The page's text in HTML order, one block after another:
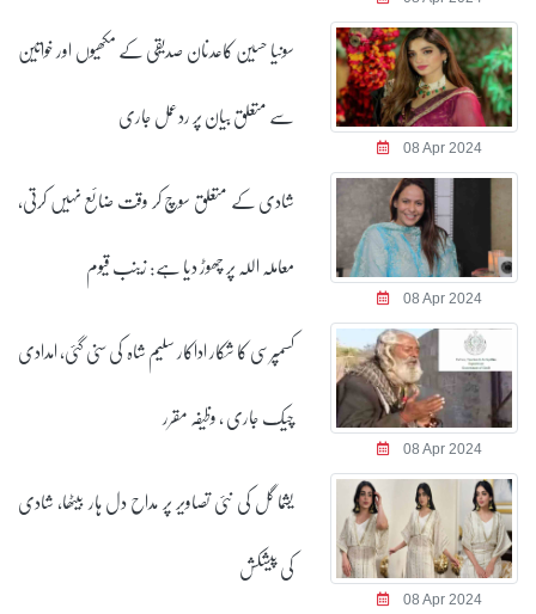
08 Apr 2024
سونیا حسین کاعدنان صدیقی کے مکھیوں اور خواتین
سے متعلق بیان پر ردعمل جاری
08 Apr 2024
شادی کے متعلق سوچ کر وقت ضائع نہیں کرتی،
معاملہ اللہ پر چھوڑ دیا ہے: زینب قیوم
08 Apr 2024
کسمپرسی کا شکار اداکار سلیم شاہ کی سنی گئی، امدادی
چیک جاری ، وظیفہ مقرر
08 Apr 2024
یشما گل کی نئی تصاویر پر مداح دل ہار بیٹھا، شادی
کی پیشکش